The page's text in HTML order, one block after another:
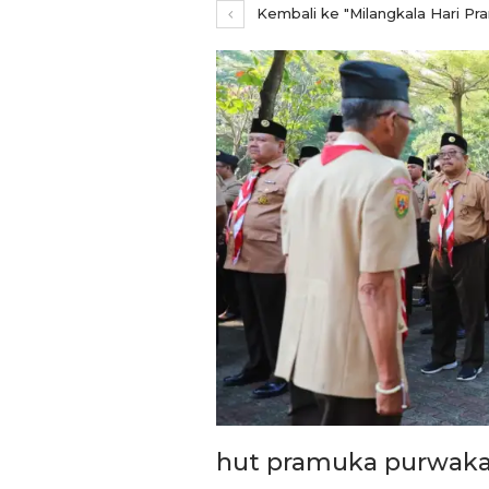
Kembali ke "Milangkala Hari
hut pramuka
REPORTASE
Pemkot Siapkan TPST
Tegalega Untuk Produksi